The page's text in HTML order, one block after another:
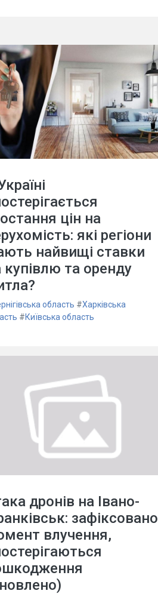
цін на
які регіони
найвищі ставки
купівлю та оренду
область #Харківська
#Київська область
дронів на Івано-
зафіксовано
влучення,